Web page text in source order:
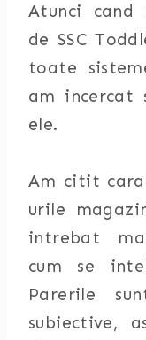
Atunci
de SSC
toate
am incercat
ele.
Am citit
urile
intrebat
cum se
Parerile
subiective,